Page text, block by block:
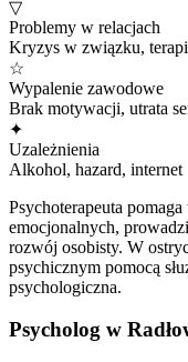
▽
Problemy w relacjach
Kryzys w związku,
☆
Wypalenie zawodowe
Brak motywacji, utrata
✦
Uzależnienia
Alkohol, hazard, internet
Psychoterapeuta
emocjonalnych,
rozwój osobisty. W
psychicznym pomocą
psychologiczna.
Psycholog w